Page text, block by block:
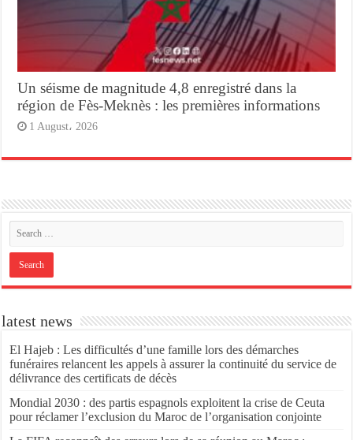
Un séisme de magnitude 4,8 enregistré dans la
région de Fès-Meknès : les premières informations
1 August، 2026
latest news
El Hajeb : Les difficultés d’une famille lors des démarches
funéraires relancent les appels à assurer la continuité du service de
délivrance des certificats de décès
Mondial 2030 : des partis espagnols exploitent la crise de Ceuta
pour réclamer l’exclusion du Maroc de l’organisation conjointe